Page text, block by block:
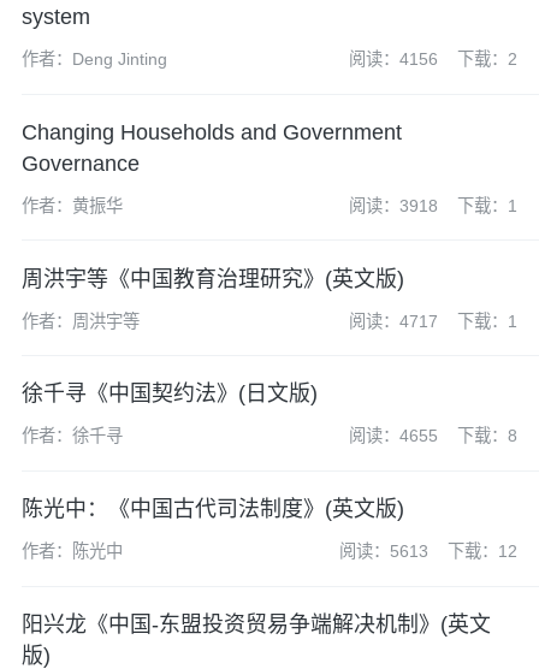
system
作者：Deng Jinting 阅读：4156 下载：2
Changing Households and Government
Governance
作者：黄振华 阅读：3918 下载：1
周洪宇等《中国教育治理研究》(英文版)
作者：周洪宇等 阅读：4717 下载：1
徐千寻《中国契约法》(日文版)
作者：徐千寻 阅读：4655 下载：8
陈光中：《中国古代司法制度》(英文版)
作者：陈光中 阅读：5613 下载：12
阳兴龙《中国-东盟投资贸易争端解决机制》(英文
版)